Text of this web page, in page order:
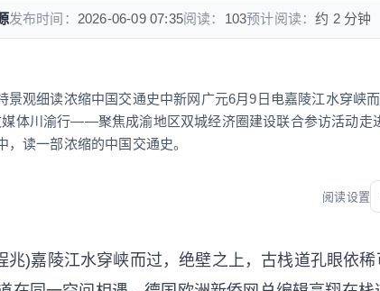
发布时间： 2026-06-09 07:35阅读： 103预计阅读：约 2 分钟
景观细读浓缩中国交通史中新网广元6月9日电嘉陵江水穿峡
体川渝行——聚焦成渝地区双城经济圈建设联合参访活动走
读一部浓缩的中国交通史。
阅读设置
)嘉陵江水穿峡而过，绝壁之上，古栈道孔眼依稀